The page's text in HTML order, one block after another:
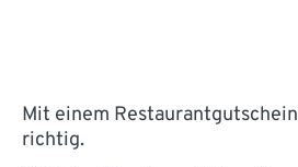
Mit einem
richtig.